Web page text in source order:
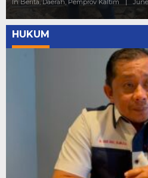
In Berita, Daerah, Pemprov Kaltim |
HUKUM